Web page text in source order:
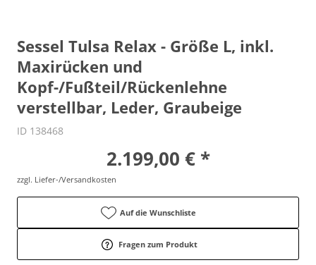
Sessel Tulsa Relax - Größe L, inkl.
Maxirücken und
Kopf-/Fußteil/Rückenlehne
verstellbar, Leder, Graubeige
ID 138468
2.199,00 € *
zzgl. Liefer-/Versandkosten
Auf die Wunschliste
Fragen zum Produkt